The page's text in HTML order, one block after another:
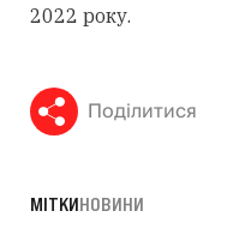
2022 року.
Поділитися
МІТКИНОВИНИ